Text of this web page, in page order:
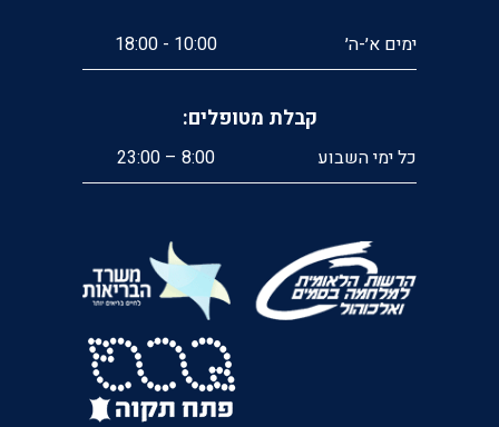
ימים א׳-ה׳ 10:00 - 18:00
קבלת מטופלים:
כל ימי השבוע 8:00 – 23:00